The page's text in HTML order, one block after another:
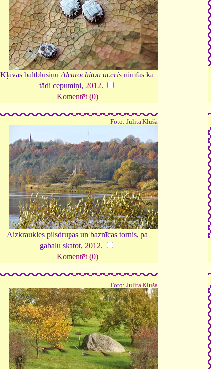
Kļavas baltblusiņu Aleurochiton aceris nimfas kā
tādi cepumiņi, 2012.
Komentēt (0)
Foto: Julita Kluša
Aizkraukles pilsdrupas un baznīcas tornis, pa
gabalu skatot, 2012.
Komentēt (0)
Foto: Julita Kluša